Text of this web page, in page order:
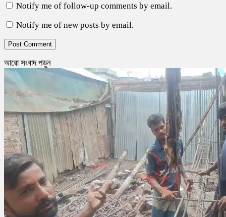
Notify me of follow-up comments by email.
Notify me of new posts by email.
আরো সংবাদ পড়ুন